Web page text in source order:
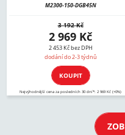
M2300-150-DGB45N
3 192 Kč
2 969 Kč
2 453 Kč bez DPH
dodání do 2-3 týdnů
KOUPIT
Nejvýhodnější cena za posledních 30 dní*: 2 969 Kč (+0%)